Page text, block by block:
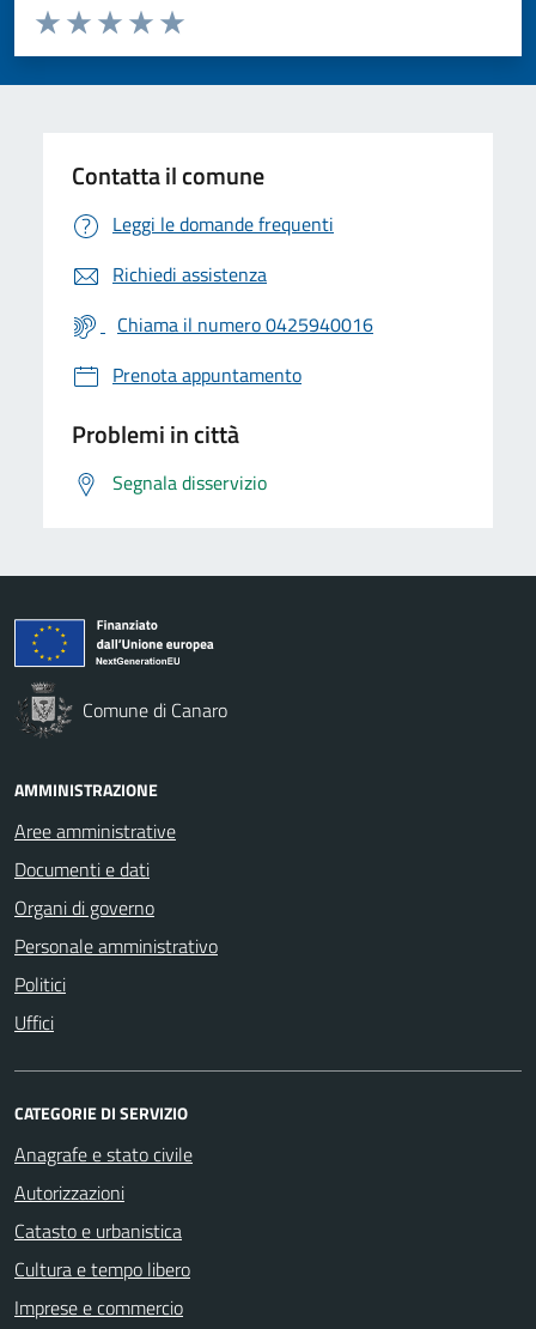
Valuta da 1 a 5 stelle la pagina
Valuta 5 stelle su 5
Valuta 4 stelle su 5
Valuta 3 stelle su 5
Valuta 2 stelle su 5
Valuta 1 stelle su 5
Contatta il comune
Leggi le domande frequenti
Richiedi assistenza
Chiama il numero 0425940016
Prenota appuntamento
Problemi in città
Segnala disservizio
Comune di Canaro
AMMINISTRAZIONE
Aree amministrative
Documenti e dati
Organi di governo
Personale amministrativo
Politici
Uffici
CATEGORIE DI SERVIZIO
Anagrafe e stato civile
Autorizzazioni
Catasto e urbanistica
Cultura e tempo libero
Imprese e commercio